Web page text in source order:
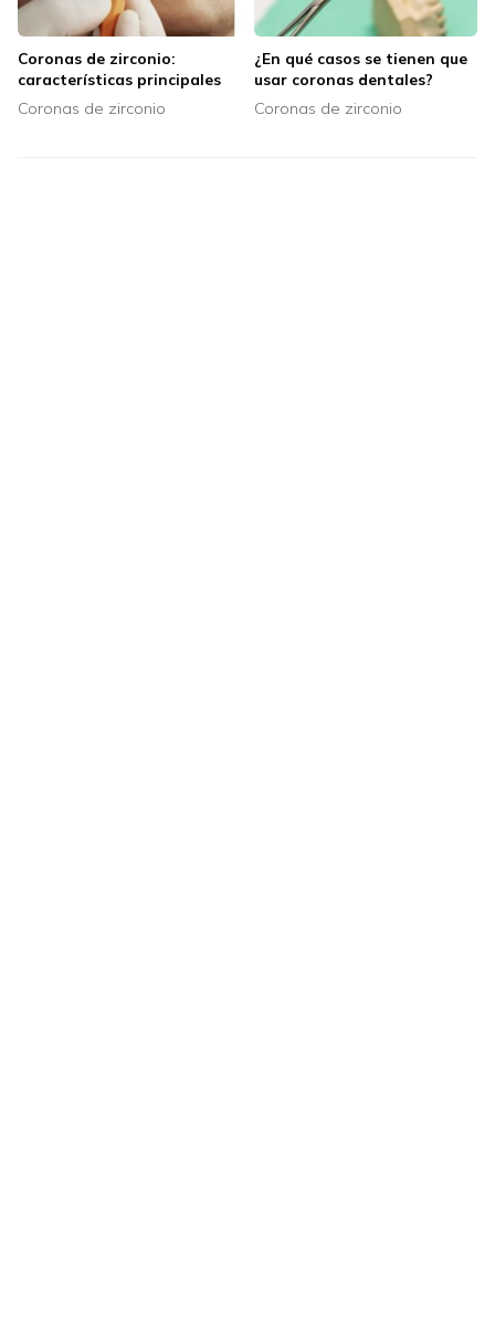
Coronas de zirconio:
características principales
Coronas de zirconio
¿En qué casos se tienen que
usar coronas dentales?
Coronas de zirconio